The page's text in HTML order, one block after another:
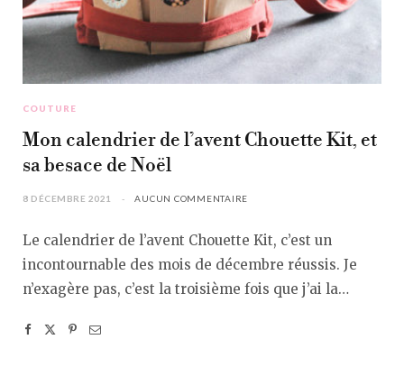
COUTURE
Mon calendrier de l’avent Chouette Kit, et
sa besace de Noël
8 DÉCEMBRE 2021 AUCUN COMMENTAIRE
Le calendrier de l’avent Chouette Kit, c’est un
incontournable des mois de décembre réussis. Je
n’exagère pas, c’est la troisième fois que j’ai la…